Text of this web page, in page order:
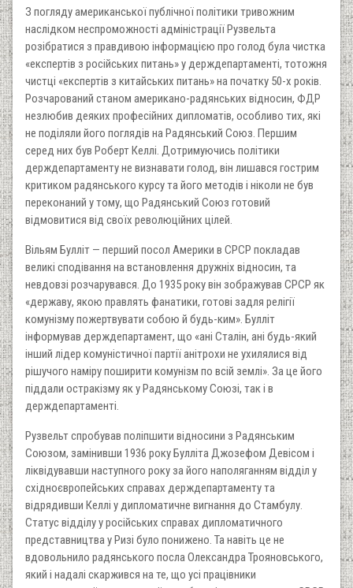
З погляду американської публічної політики тривожним
наслідком неспроможності адміністрації Рузвельта
розібратися з правдивою інформацією про голод була чистка
«експертів з російських питань» у держдепартаменті, тотожня
чистці «експертів з китайських питань» на початку 50-х років.
Розчарований станом американо-радянських відносин, ФДР
незлюбив деяких професійних дипломатів, особливо тих, які
не поділяли його поглядів на Радянський Союз. Першим
серед них був Роберт Келлі. Дотримуючись політики
держдепартаменту не визнавати голод, він лишався гострим
критиком радянського курсу та його методів і ніколи не був
переконаний у тому, що Радянський Союз готовий
відмовитися від своїх революційних цілей.
Вільям Булліт — перший посол Америки в СРСР покладав
великі сподівання на встановлення дружніх відносин, та
невдовзі розчарувався. До 1935 року він зображував СРСР як
«державу, якою правлять фанатики, готові задля релігії
комунізму пожертвувати собою й будь-ким». Булліт
інформував держдепартамент, що «ані Сталін, ані будь-який
інший лідер комуністичної партії анітрохи не ухилялися від
рішучого наміру поширити комунізм по всій землі». За це його
піддали остракізму як у Радянському Союзі, так і в
держдепартаменті.
Рузвельт спробував поліпшити відносини з Радянським
Союзом, замінивши 1936 року Булліта Джозефом Девісом і
ліквідувавши наступного року за його наполяганням відділ у
східноєвропейських справах держдепартаменту та
відрядивши Келлі у дипломатичне вигнання до Стамбулу.
Статус відділу у російських справах дипломатичного
представництва у Ризі було понижено. Та навіть це не
вдовольнило радянського посла Олександра Трояновського,
який і надалі скаржився на те, що усі працівники